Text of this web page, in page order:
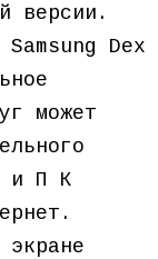
версии.
Dex
может
и П К
экране